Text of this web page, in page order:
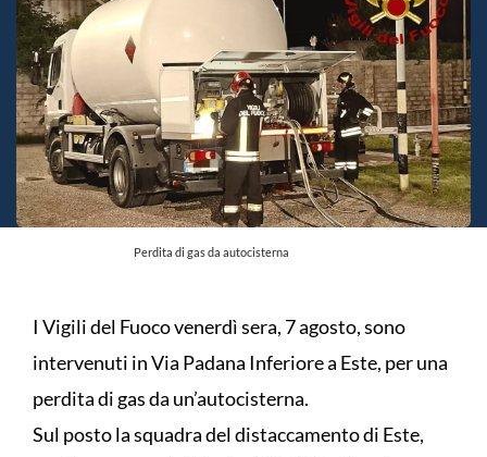
Perdita di gas da autocisterna
I Vigili del Fuoco venerdì sera, 7 agosto, sono
intervenuti in Via Padana Inferiore a Este, per una
perdita di gas da un’autocisterna.
Sul posto la squadra del distaccamento di Este,